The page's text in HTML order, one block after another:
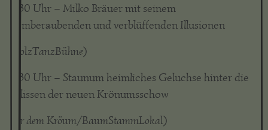
14:30 Uhr – Milko Bräuer mit seinem
atemberaubenden und verblüffenden Illusionen
(HolzTanzBühne)
15:30 Uhr – Staunum heimliches Geluchse hinter die
Kulissen der neuen Krönumsschow
(vor dem Kröum/BaumStammLokal)